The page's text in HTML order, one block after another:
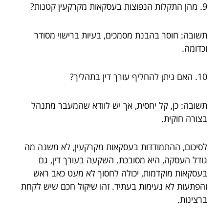
9. מהן התקלות הנפוצות בעסקאות מקרקעין קטנות?
תשובה: חוסר בהבנת מסמכים, בעיות ברישוי מסודר
וכדומה.
10. האם ניתן להחליף עורך דין בתהליך?
תשובה: כן, קל יחסית, אך יש לוודא שהמעבר מתנהל
בצורה חוקית.
לסיכום, ההתמודדות בעסקאות מקרקעין, לא משנה מה
גודל העסקה, היא מסובכת. השקעה בעורך דין, גם
בעסקאות מוקדמות, יכולה לחסוך לא מעט כאב ראש
והפתעות לא נעימות בעתיד. זהו שיקול חכם שיש לקחת
ברצינות.